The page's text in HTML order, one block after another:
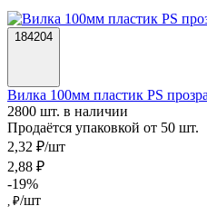
184204
Вилка 100мм пластик PS
2800 шт. в наличии
Продаётся упаковкой от 50 шт.
2,32 ₽/шт
2,88 ₽
-19%
, ₽/шт